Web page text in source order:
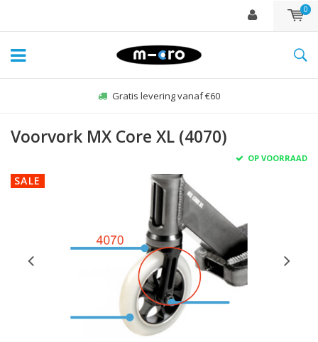
0
Gratis levering vanaf €60
Voorvork MX Core XL (4070)
OP VOORRAAD
SALE